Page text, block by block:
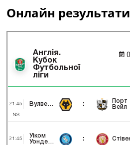
Онлайн результати